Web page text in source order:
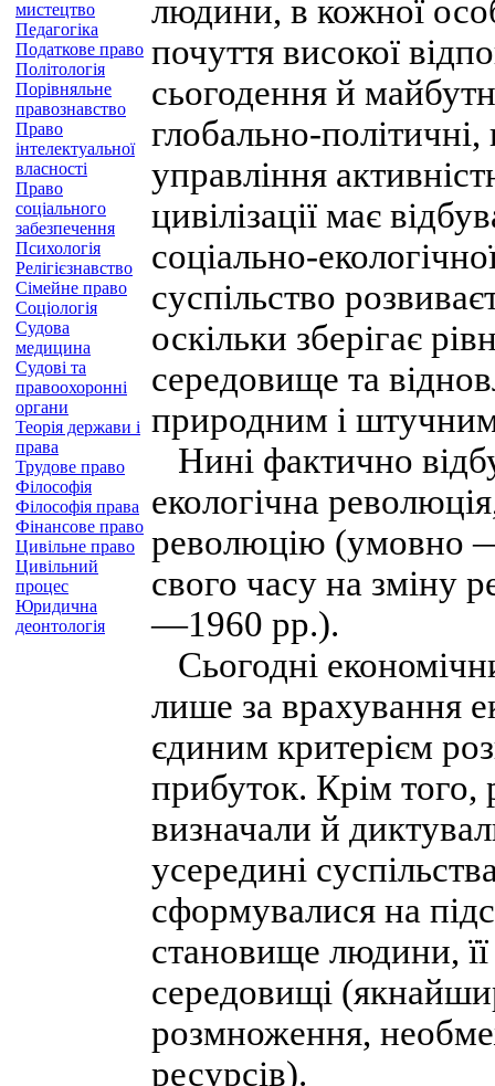
мистецтво
Педагогіка
Податкове право
Політологія
Порівняльне
правознавство
Право
інтелектуальної
власності
Право
соціального
забезпечення
Психологія
Релігієзнавство
Сімейне право
Соціологія
Судова
медицина
Судові та
правоохоронні
органи
Теорія держави і
права
Трудове право
Філософія
Філософія права
Фінансове право
Цивільне право
Цивільний
процес
Юридична
деонтологія
людини, в кожної
почуття високої
сьогодення й
глобально-
управління
цивілізації має
соціально-
суспільство
оскільки зберігає
середовище та
природним і
Нині фактично
екологічна
революцію (умовно
свого часу на зміну
—1960 рр.).
Сьогодні
лише за врахування
єдиним критерієм
прибуток. Крім того,
визначали й
усередині
сформувалися на
становище людини,
середовищі
розмноження,
ресурсів).